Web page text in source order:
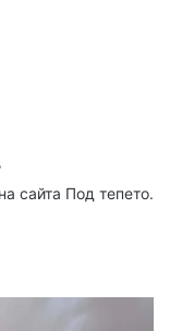
сайта Под тепето.